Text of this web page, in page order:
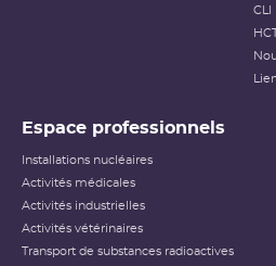
CLI
Espace professionnels
Installations nucléaires
Activités médicales
Activités industrielles
Activités vétérinaires
Transport de substances radioactives